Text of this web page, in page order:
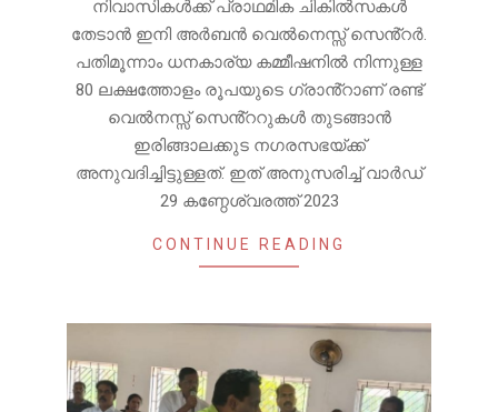
നിവാസികൾക്ക് പ്രാഥമിക ചികിൽസകൾ
തേടാൻ ഇനി അർബൻ വെൽനെസ്സ് സെൻ്റർ.
പതിമൂന്നാം ധനകാര്യ കമ്മീഷനിൽ നിന്നുള്ള
80 ലക്ഷത്തോളം രൂപയുടെ ഗ്രാൻ്റാണ് രണ്ട്
വെൽനസ്സ് സെൻ്ററുകൾ തുടങ്ങാൻ
ഇരിങ്ങാലക്കുട നഗരസഭയ്ക്ക്
അനുവദിച്ചിട്ടുള്ളത്. ഇത് അനുസരിച്ച് വാർഡ്
29 കണ്ഠേശ്വരത്ത് 2023
CONTINUE READING